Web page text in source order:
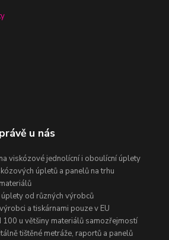
u nás
viskózové jednolícní i oboulícní úplety
úpletů a panelů na trhu
od různých výrobců
a tiskárnami pouze v EU
100 u většiny materiálů samozřejmostí
tištěné metráže, raportů a panelů